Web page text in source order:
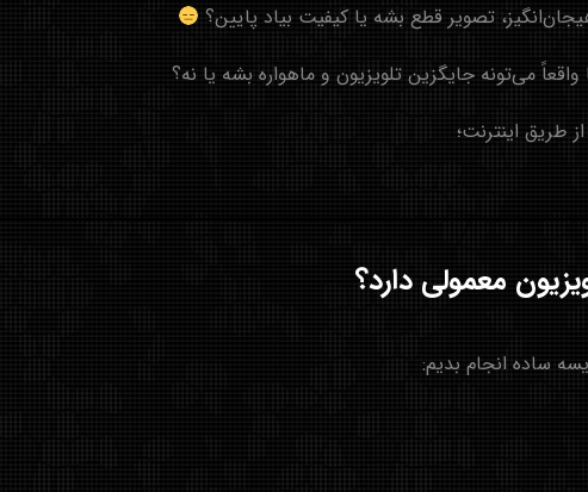
تصویر قطع بشه یا کیفیت بیاد پایین؟
واقعاً می‌تونه جایگزین تلویزیون و ماهواره بشه یا نه؟
ساده انجام بدیم: